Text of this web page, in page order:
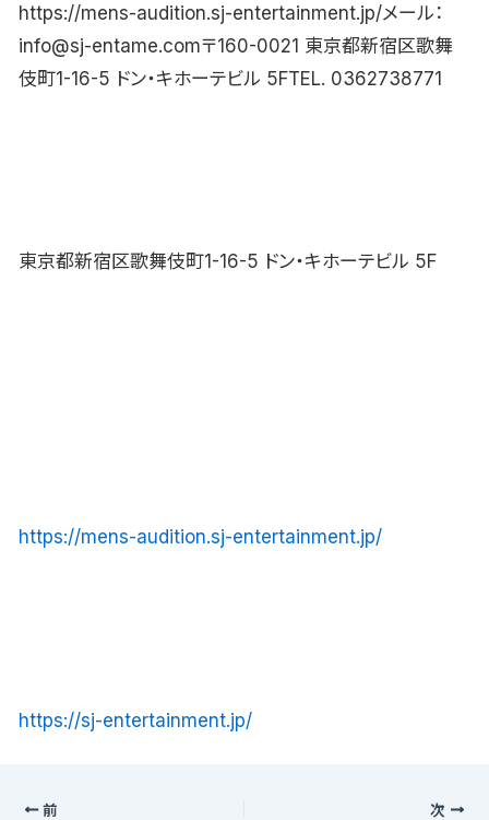
https://mens-audition.sj-entertainment.jp/メール：
info@sj-entame.com〒160-0021 東京都新宿区歌舞
伎町1-16-5 ドン・キホーテビル 5FTEL. 0362738771
東京都新宿区歌舞伎町1-16-5 ドン・キホーテビル 5F
https://mens-audition.sj-entertainment.jp/
https://sj-entertainment.jp/
前 次